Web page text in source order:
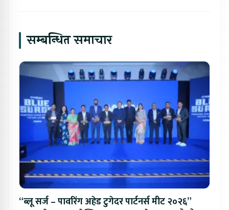
सम्बन्धित समाचार
“ब्लू सर्ज – पावरिंग अहेड टुगेदर पार्टनर्स मीट २०२६”